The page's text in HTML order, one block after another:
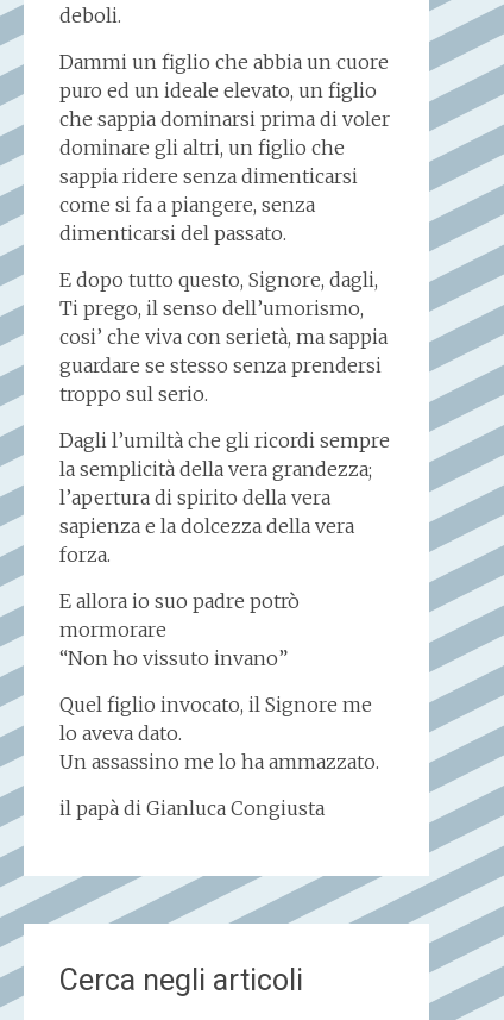
deboli.
Dammi un figlio che abbia un cuore
puro ed un ideale elevato, un figlio
che sappia dominarsi prima di voler
dominare gli altri, un figlio che
sappia ridere senza dimenticarsi
come si fa a piangere, senza
dimenticarsi del passato.
E dopo tutto questo, Signore, dagli,
Ti prego, il senso dell’umorismo,
cosi’ che viva con serietà, ma sappia
guardare se stesso senza prendersi
troppo sul serio.
Dagli l’umiltà che gli ricordi sempre
la semplicità della vera grandezza;
l’apertura di spirito della vera
sapienza e la dolcezza della vera
forza.
E allora io suo padre potrò
mormorare
“Non ho vissuto invano”
Quel figlio invocato, il Signore me
lo aveva dato.
Un assassino me lo ha ammazzato.
il papà di Gianluca Congiusta
Cerca negli articoli